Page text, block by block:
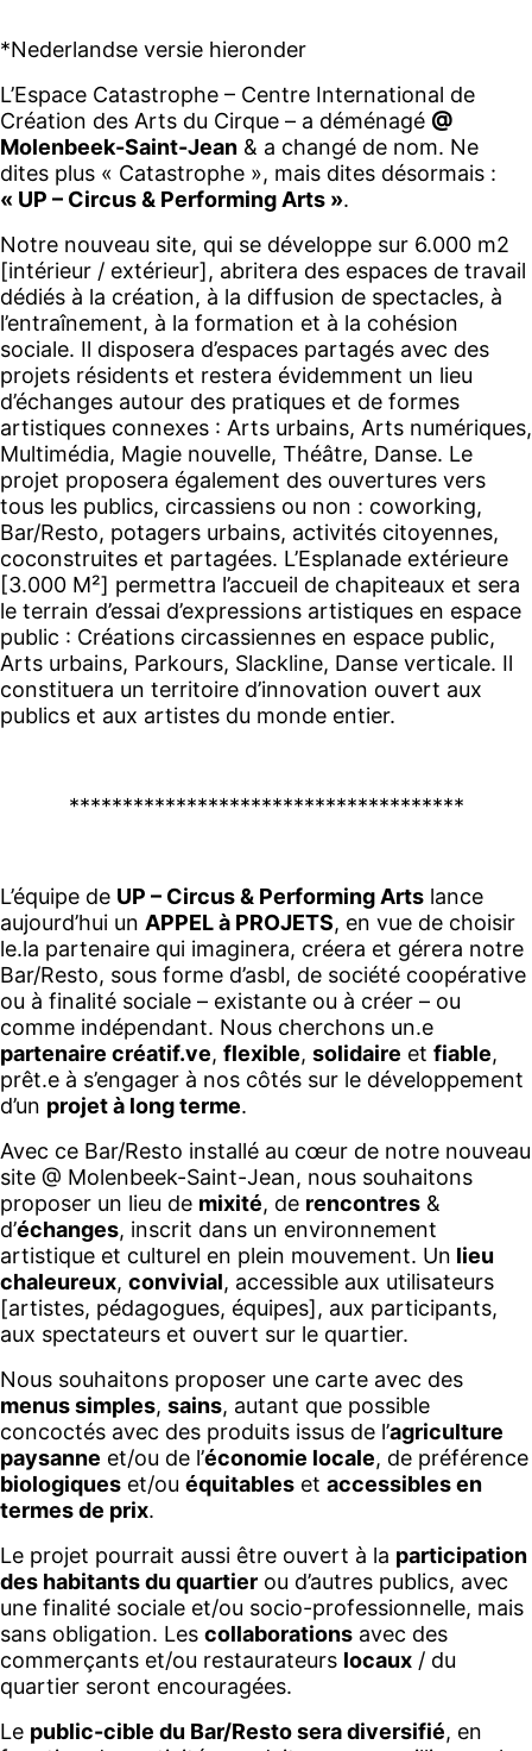
*Nederlandse versie hieronder
L’Espace Catastrophe – Centre International de
Création des Arts du Cirque – a déménagé @
Molenbeek-Saint-Jean & a changé de nom. Ne
dites plus « Catastrophe », mais dites désormais :
« UP – Circus & Performing Arts ».
Notre nouveau site, qui se développe sur 6.000 m2
[intérieur / extérieur], abritera des espaces de travail
dédiés à la création, à la diffusion de spectacles, à
l’entraînement, à la formation et à la cohésion
sociale. Il disposera d’espaces partagés avec des
projets résidents et restera évidemment un lieu
d’échanges autour des pratiques et de formes
artistiques connexes : Arts urbains, Arts numériques,
Multimédia, Magie nouvelle, Théâtre, Danse. Le
projet proposera également des ouvertures vers
tous les publics, circassiens ou non : coworking,
Bar/Resto, potagers urbains, activités citoyennes,
coconstruites et partagées. L’Esplanade extérieure
[3.000 M²] permettra l’accueil de chapiteaux et sera
le terrain d’essai d’expressions artistiques en espace
public : Créations circassiennes en espace public,
Arts urbains, Parkours, Slackline, Danse verticale. Il
constituera un territoire d’innovation ouvert aux
publics et aux artistes du monde entier.
*************************************
L’équipe de UP – Circus & Performing Arts lance
aujourd’hui un APPEL à PROJETS, en vue de choisir
le.la partenaire qui imaginera, créera et gérera notre
Bar/Resto, sous forme d’asbl, de société coopérative
ou à finalité sociale – existante ou à créer – ou
comme indépendant. Nous cherchons un.e
partenaire créatif.ve, flexible, solidaire et fiable,
prêt.e à s’engager à nos côtés sur le développement
d’un projet à long terme.
Avec ce Bar/Resto installé au cœur de notre nouveau
site @ Molenbeek-Saint-Jean, nous souhaitons
proposer un lieu de mixité, de rencontres &
d’échanges, inscrit dans un environnement
artistique et culturel en plein mouvement. Un lieu
chaleureux, convivial, accessible aux utilisateurs
[artistes, pédagogues, équipes], aux participants,
aux spectateurs et ouvert sur le quartier.
Nous souhaitons proposer une carte avec des
menus simples, sains, autant que possible
concoctés avec des produits issus de l’agriculture
paysanne et/ou de l’économie locale, de préférence
biologiques et/ou équitables et accessibles en
termes de prix.
Le projet pourrait aussi être ouvert à la participation
des habitants du quartier ou d’autres publics, avec
une finalité sociale et/ou socio-professionnelle, mais
sans obligation. Les collaborations avec des
commerçants et/ou restaurateurs locaux / du
quartier seront encouragées.
Le public-cible du Bar/Resto sera diversifié, en